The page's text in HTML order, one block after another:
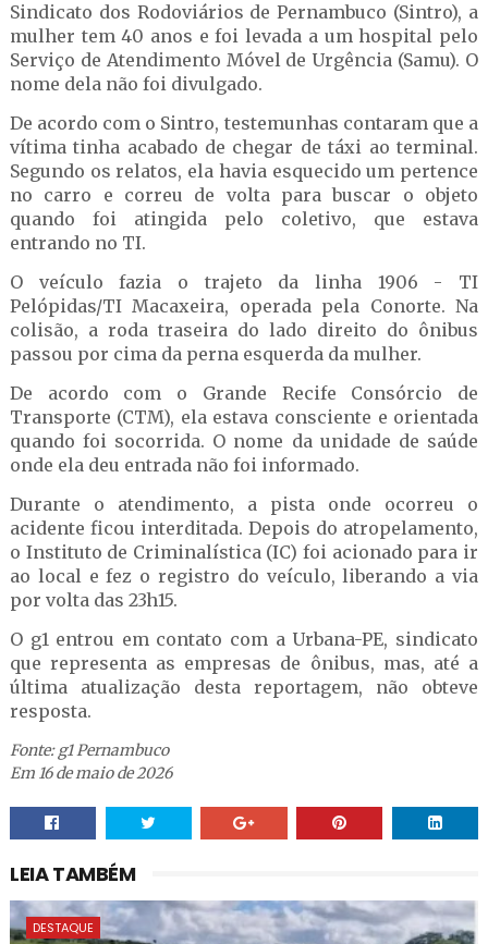
Sindicato dos Rodoviários de Pernambuco (Sintro), a
mulher tem 40 anos e foi levada a um hospital pelo
Serviço de Atendimento Móvel de Urgência (Samu). O
nome dela não foi divulgado.
De acordo com o Sintro, testemunhas contaram que a
vítima tinha acabado de chegar de táxi ao terminal.
Segundo os relatos, ela havia esquecido um pertence
no carro e correu de volta para buscar o objeto
quando foi atingida pelo coletivo, que estava
entrando no TI.
O veículo fazia o trajeto da linha 1906 - TI
Pelópidas/TI Macaxeira, operada pela Conorte. Na
colisão, a roda traseira do lado direito do ônibus
passou por cima da perna esquerda da mulher.
De acordo com o Grande Recife Consórcio de
Transporte (CTM), ela estava consciente e orientada
quando foi socorrida. O nome da unidade de saúde
onde ela deu entrada não foi informado.
Durante o atendimento, a pista onde ocorreu o
acidente ficou interditada. Depois do atropelamento,
o Instituto de Criminalística (IC) foi acionado para ir
ao local e fez o registro do veículo, liberando a via
por volta das 23h15.
O g1 entrou em contato com a Urbana-PE, sindicato
que representa as empresas de ônibus, mas, até a
última atualização desta reportagem, não obteve
resposta.
Fonte: g1 Pernambuco
Em 16 de maio de 2026
LEIA TAMBÉM
DESTAQUE